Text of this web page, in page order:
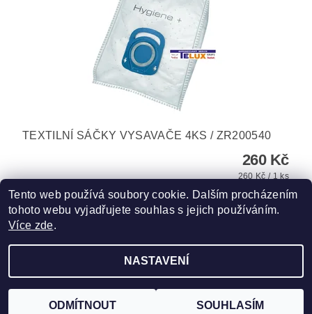
TEXTILNÍ SÁČKY VYSAVAČE 4KS / ZR200540
260 Kč
260 Kč / 1 ks
2026 ©TELUX servis, všechna práva vyhrazenaUpravit nastavení cookies
Tento web používá soubory cookie. Dalším procházením
tohoto webu vyjadřujete souhlas s jejich používáním.
Více zde.
NASTAVENÍ
ODMÍTNOUT SOUHLASÍM